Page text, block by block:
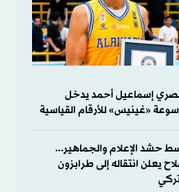
إسماعيل أحمد يدخل
«غينيس» للأرقام القياسية
حشد الإعلام والجماهير...
يعلن انتقاله إلى طرابزون